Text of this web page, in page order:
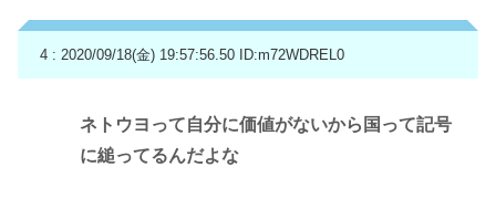
4 : 2020/09/18(金) 19:57:56.50 ID:m72WDREL0
ネトウヨって自分に価値がないから国って記号
に縋ってるんだよな